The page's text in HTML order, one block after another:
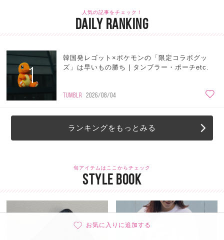
お気に入りに追加する
人気の記事をチェック！
DAILY RANKING
1
韓国発レゴット×ポケモンの「限定コラボグッ
ズ」は早いもの勝ち | タンブラー・ポーチetc.
TUMBLR 2026/08/04
ランキングをもっとみる
旬アイテムはここからチェック
STYLE BOOK